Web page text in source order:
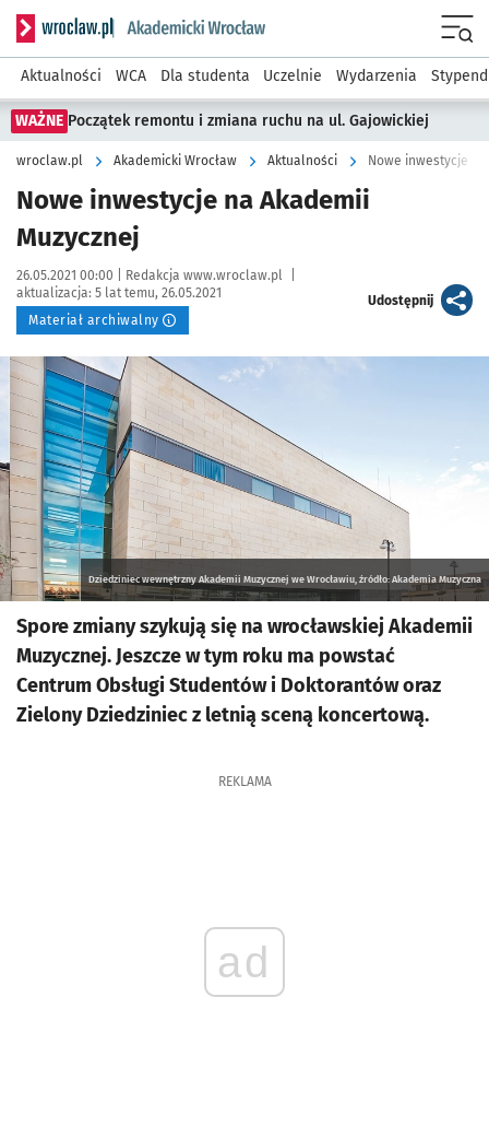
Serwis informacyjny wroclaw.pl podserwis: Akademicki
Aktualności WCA Dla studenta Uczelnie Wydarzenia
WAŻNE Początek remontu i zmiana ruchu na ul. Gajowickiej
wroclaw.pl Akademicki Wrocław Aktualności Nowe inwestycje
Nowe inwestycje na Akademii
Muzycznej
Data publikacji:
26.05.2021 00:00 | Autor:
Redakcja www.wroclaw.pl
aktualizacja: 5 lat temu, 26.05.2021
Materiał archiwalny
Udostępnijartykuł
Kliknij, aby powiększyć
Dziedziniec wewnętrzny Akademii Muzycznej we Wrocławiu, źródło: Akademia Muzyczna
Spore zmiany szykują się na wrocławskiej Akademii
Muzycznej. Jeszcze w tym roku ma powstać
Centrum Obsługi Studentów i Doktorantów oraz
Zielony Dziedziniec z letnią sceną koncertową.
REKLAMA
ad